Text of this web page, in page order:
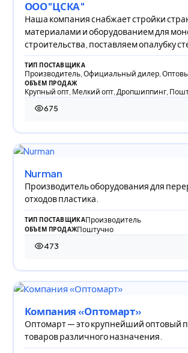
ООО"ЦСКА"
Наша компания снабжает стройки
материалами и оборудованием для
строительства, поставляем опалубку
фундамен
ТИП ПОСТАВЩИКА
Производитель, Официальный дилер,
ОБЪЕМ ПРОДАЖ
Крупный опт, Мелкий опт, Дропшиппинг,
675
675 просмотров
Nurman
Производитель оборудования для
отходов пластика.
ТИП ПОСТАВЩИКАПроизводитель
ОБЪЕМ ПРОДАЖПоштучно
473
473 просмотра
Компания «Оптомарт»
Оптомарт — это крупнейший оптовый
товаров различного назначения.